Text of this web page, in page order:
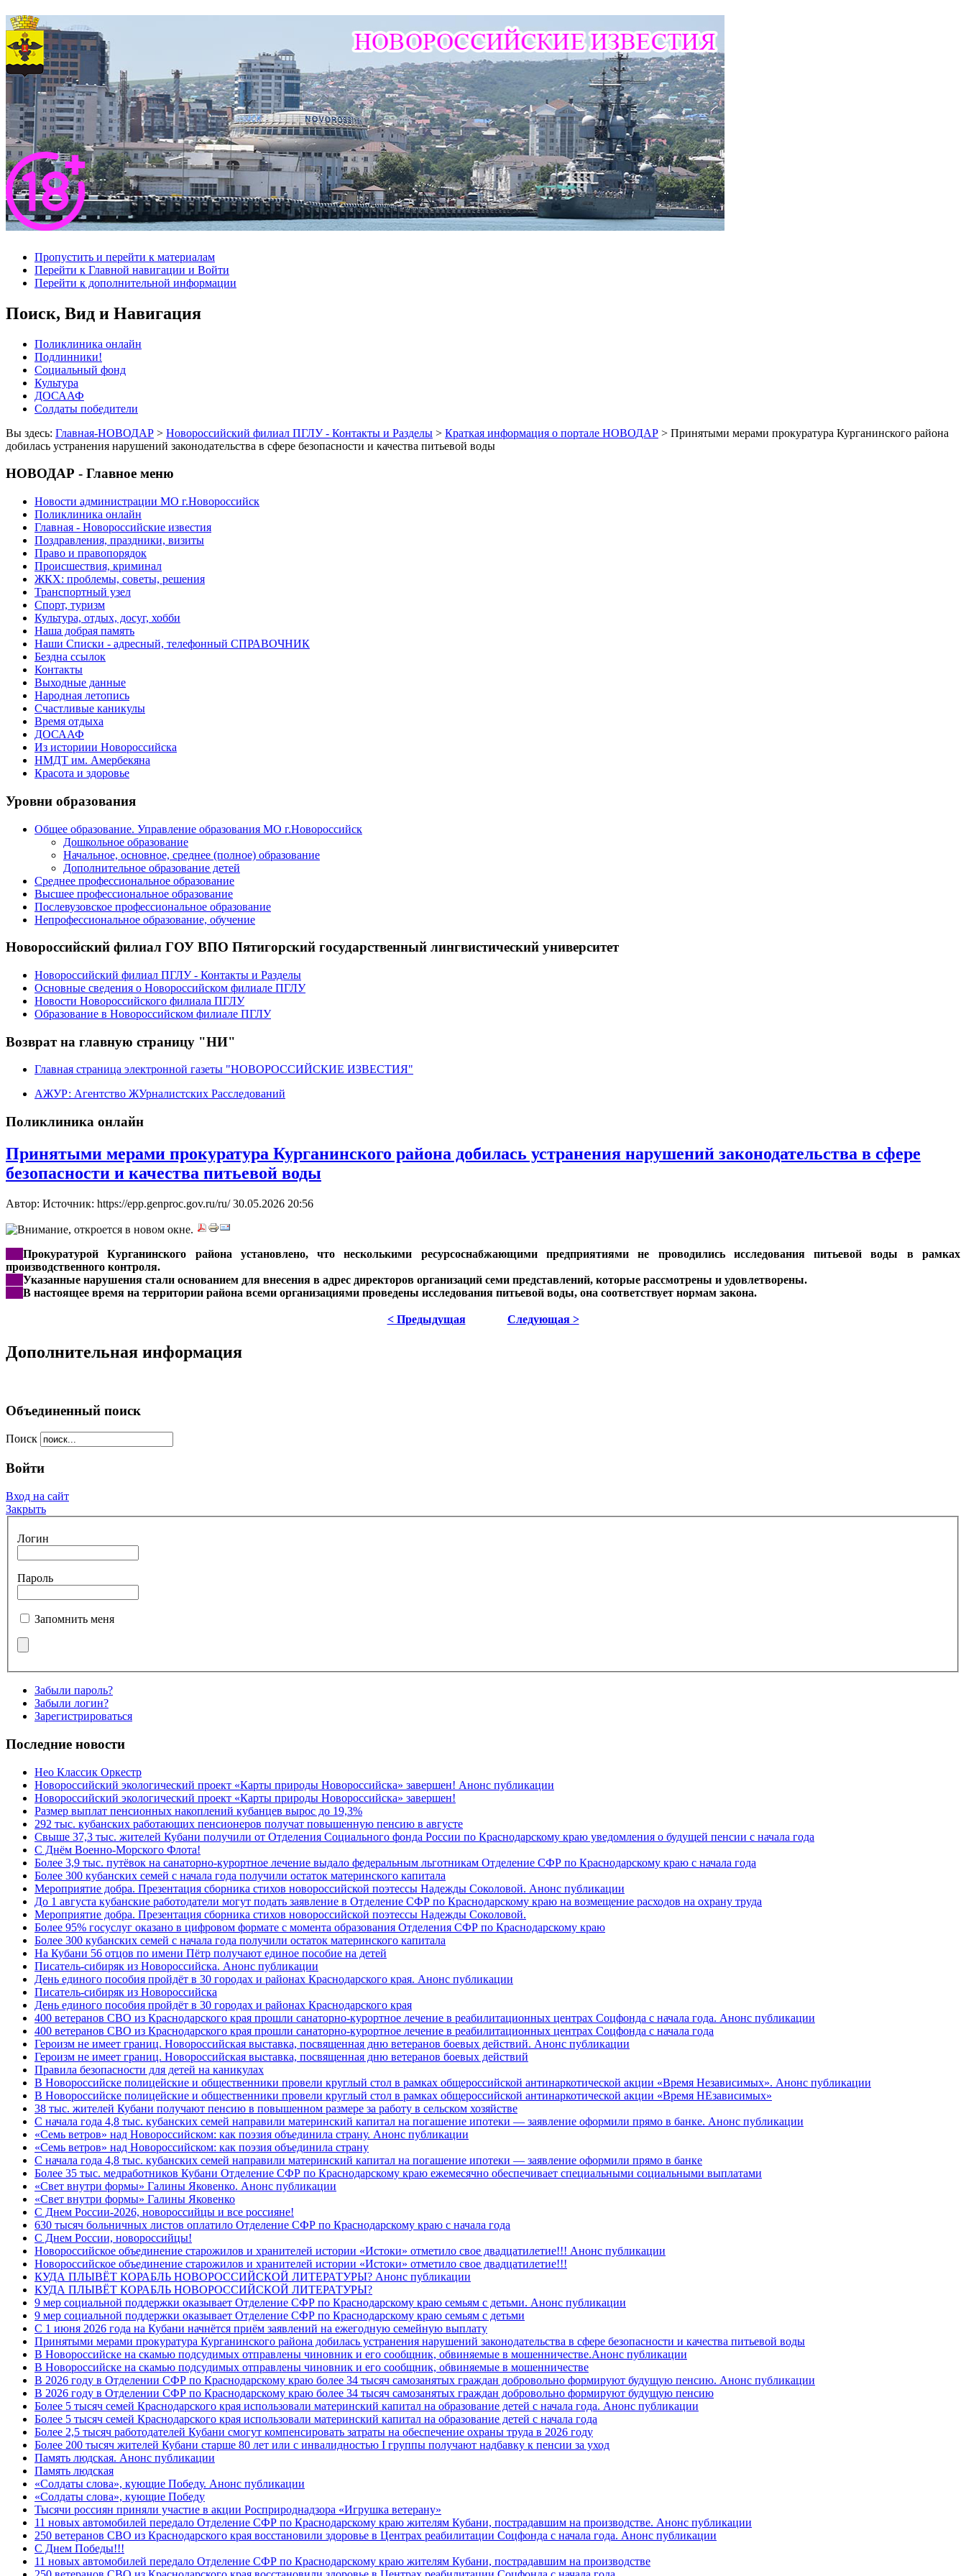
Пропустить и перейти к материалам
Перейти к Главной навигации и Войти
Перейти к дополнительной информации
Поиск, Вид и Навигация
Поликлиника онлайн
Подлинники!
Социальный фонд
Культура
ДОСААФ
Солдаты победители
Вы здесь: Главная-НОВОДАР > Новороссийский филиал ПГЛУ - Контакты и Разделы > Краткая информация о портале НОВОДАР > Принятыми мерами прокуратура Курганинского района
добилась устранения нарушений законодательства в сфере безопасности и качества питьевой воды
НОВОДАР - Главное меню
Новости администрации МО г.Новороссийск
Поликлиника онлайн
Главная - Новороссийские известия
Поздравления, праздники, визиты
Право и правопорядок
Происшествия, криминал
ЖКХ: проблемы, советы, решения
Транспортный узел
Спорт, туризм
Культура, отдых, досуг, хобби
Наша добрая память
Наши Списки - адресный, телефонный СПРАВОЧНИК
Бездна ссылок
Контакты
Выходные данные
Народная летопись
Счастливые каникулы
Время отдыха
ДОСААФ
Из историии Новороссийска
НМДТ им. Амербекяна
Красота и здоровье
Уровни образования
Общее образование. Управление образования МО г.Новороссийск
Дошкольное образование
Начальное, основное, среднее (полное) образование
Дополнительное образование детей
Среднее профессиональное образование
Высшее профессиональное образование
Послевузовское профессиональное образование
Непрофессиональное образование, обучение
Новороссийский филиал ГОУ ВПО Пятигорский государственный лингвистический университет
Новороссийский филиал ПГЛУ - Контакты и Разделы
Основные сведения о Новороссийском филиале ПГЛУ
Новости Новороссийского филиала ПГЛУ
Образование в Новороссийском филиале ПГЛУ
Возврат на главную страницу "НИ"
Главная страница электронной газеты "НОВОРОССИЙСКИЕ ИЗВЕСТИЯ"
АЖУР: Агентство ЖУрналистских Расследований
Поликлиника онлайн
Принятыми мерами прокуратура Курганинского района добилась устранения нарушений законодательства в сфере
безопасности и качества питьевой воды
Автор: Источник: https://epp.genproc.gov.ru/ru/30.05.2026 20:56
Прокуратурой Курганинского района установлено, что несколькими ресурсоснабжающими предприятиями не проводились исследования питьевой воды в рамках
производственного контроля.
Указанные нарушения стали основанием для внесения в адрес директоров организаций семи представлений, которые рассмотрены и удовлетворены.
В настоящее время на территории района всеми организациями проведены исследования питьевой воды, она соответствует нормам закона.
< Предыдущая Следующая >
Дополнительная информация
Объединенный поиск
Поиск
Войти
Вход на сайт
Закрыть
Логин
Пароль
Запомнить меня
Забыли пароль?
Забыли логин?
Зарегистрироваться
Последние новости
Нео Классик Оркестр
Новороссийский экологический проект «Карты природы Новороссийска» завершен! Анонс публикации
Новороссийский экологический проект «Карты природы Новороссийска» завершен!
Размер выплат пенсионных накоплений кубанцев вырос до 19,3%
292 тыс. кубанских работающих пенсионеров получат повышенную пенсию в августе
Свыше 37,3 тыс. жителей Кубани получили от Отделения Социального фонда России по Краснодарскому краю уведомления о будущей пенсии с начала года
C Днём Военно-Морского Флота!
Более 3,9 тыс. путёвок на санаторно-курортное лечение выдало федеральным льготникам Отделение СФР по Краснодарскому краю с начала года
Более 300 кубанских семей с начала года получили остаток материнского капитала
Мероприятие добра. Презентация сборника стихов новороссийской поэтессы Надежды Соколовой. Анонс публикации
До 1 августа кубанские работодатели могут подать заявление в Отделение СФР по Краснодарскому краю на возмещение расходов на охрану труда
Мероприятие добра. Презентация сборника стихов новороссийской поэтессы Надежды Соколовой.
Более 95% госуслуг оказано в цифровом формате с момента образования Отделения СФР по Краснодарскому краю
Более 300 кубанских семей с начала года получили остаток материнского капитала
На Кубани 56 отцов по имени Пётр получают единое пособие на детей
Писатель-сибиряк из Новороссийска. Анонс публикации
День единого пособия пройдёт в 30 городах и районах Краснодарского края. Анонс публикации
Писатель-сибиряк из Новороссийска
День единого пособия пройдёт в 30 городах и районах Краснодарского края
400 ветеранов СВО из Краснодарского края прошли санаторно-курортное лечение в реабилитационных центрах Соцфонда с начала года. Анонс публикации
400 ветеранов СВО из Краснодарского края прошли санаторно-курортное лечение в реабилитационных центрах Соцфонда с начала года
Героизм не имеет границ. Новороссийская выставка, посвященная дню ветеранов боевых действий. Анонс публикации
Героизм не имеет границ. Новороссийская выставка, посвященная дню ветеранов боевых действий
Правила безопасности для детей на каникулах
В Новороссийске полицейские и общественники провели круглый стол в рамках общероссийской антинаркотической акции «Время Независимых». Анонс публикации
В Новороссийске полицейские и общественники провели круглый стол в рамках общероссийской антинаркотической акции «Время НЕзависимых»
38 тыс. жителей Кубани получают пенсию в повышенном размере за работу в сельском хозяйстве
С начала года 4,8 тыс. кубанских семей направили материнский капитал на погашение ипотеки — заявление оформили прямо в банке. Анонс публикации
«Семь ветров» над Новороссийском: как поэзия объединила страну. Анонс публикации
«Семь ветров» над Новороссийском: как поэзия объединила страну
С начала года 4,8 тыс. кубанских семей направили материнский капитал на погашение ипотеки — заявление оформили прямо в банке
Более 35 тыс. медработников Кубани Отделение СФР по Краснодарскому краю ежемесячно обеспечивает специальными социальными выплатами
«Свет внутри формы» Галины Яковенко. Анонс публикации
«Свет внутри формы» Галины Яковенко
C Днем России-2026, новороссийцы и все россияне!
630 тысяч больничных листов оплатило Отделение СФР по Краснодарскому краю с начала года
C Днем России, новороссийцы!
Новороссийское объединение старожилов и хранителей истории «Истоки» отметило свое двадцатилетие!!! Анонс публикации
Новороссийское объединение старожилов и хранителей истории «Истоки» отметило свое двадцатилетие!!!
КУДА ПЛЫВЁТ КОРАБЛЬ НОВОРОССИЙСКОЙ ЛИТЕРАТУРЫ? Анонс публикации
КУДА ПЛЫВЁТ КОРАБЛЬ НОВОРОССИЙСКОЙ ЛИТЕРАТУРЫ?
9 мер социальной поддержки оказывает Отделение СФР по Краснодарскому краю семьям с детьми. Анонс публикации
9 мер социальной поддержки оказывает Отделение СФР по Краснодарскому краю семьям с детьми
С 1 июня 2026 года на Кубани начнётся приём заявлений на ежегодную семейную выплату
Принятыми мерами прокуратура Курганинского района добилась устранения нарушений законодательства в сфере безопасности и качества питьевой воды
В Новороссийске на скамью подсудимых отправлены чиновник и его сообщник, обвиняемые в мошенничестве.Анонс публикации
В Новороссийске на скамью подсудимых отправлены чиновник и его сообщник, обвиняемые в мошенничестве
В 2026 году в Отделении СФР по Краснодарскому краю более 34 тысяч самозанятых граждан добровольно формируют будущую пенсию. Анонс публикации
В 2026 году в Отделении СФР по Краснодарскому краю более 34 тысяч самозанятых граждан добровольно формируют будущую пенсию
Более 5 тысяч семей Краснодарского края использовали материнский капитал на образование детей с начала года. Анонс публикации
Более 5 тысяч семей Краснодарского края использовали материнский капитал на образование детей с начала года
Более 2,5 тысяч работодателей Кубани смогут компенсировать затраты на обеспечение охраны труда в 2026 году
Более 200 тысяч жителей Кубани старше 80 лет или с инвалидностью I группы получают надбавку к пенсии за уход
Память людская. Анонс публикации
Память людская
«Солдаты слова», кующие Победу. Анонс публикации
«Солдаты слова», кующие Победу
Тысячи россиян приняли участие в акции Росприроднадзора «Игрушка ветерану»
11 новых автомобилей передало Отделение СФР по Краснодарскому краю жителям Кубани, пострадавшим на производстве. Анонс публикации
250 ветеранов СВО из Краснодарского края восстановили здоровье в Центрах реабилитации Соцфонда с начала года. Анонс публикации
С Днем Победы!!!
11 новых автомобилей передало Отделение СФР по Краснодарскому краю жителям Кубани, пострадавшим на производстве